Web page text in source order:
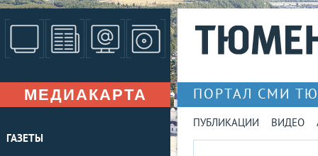
МЕДИАКАРТА
ГАЗЕТЫ
ПОРТАЛ СМИ
ПУБЛИКАЦИИ ВИДЕО